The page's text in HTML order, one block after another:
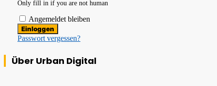
Only fill in if you are not human
Angemeldet bleiben
Passwort vergessen?
Über Urban Digital